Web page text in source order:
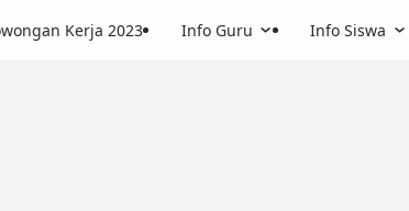
Kerja 2023 Info Guru Info Siswa